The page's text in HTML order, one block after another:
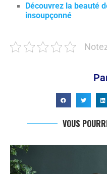
Découvrez la beauté
insoupçonné
VOUS